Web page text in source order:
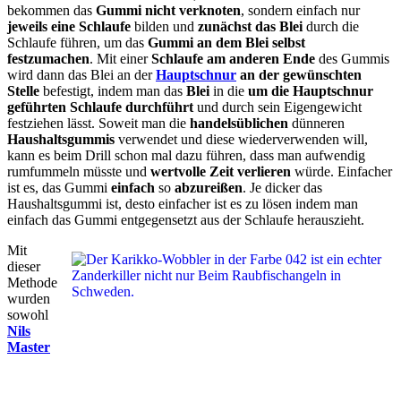
bekommen das Gummi nicht verknoten, sondern einfach nur
jeweils eine Schlaufe bilden und zunächst das Blei durch die
Schlaufe führen, um das Gummi an dem Blei selbst
festzumachen. Mit einerSchlaufe am anderen Ende des Gummis
wird dann das Blei an derHauptschnur an der gewünschten
Stelle befestigt, indem man das Blei in die um die Hauptschnur
geführten Schlaufe durchführt und durch sein Eigengewicht
festziehen lässt. Soweit man die handelsüblichen dünneren
Haushaltsgummis verwendet und diese wiederverwenden will,
kann es beim Drill schon mal dazu führen, dass man aufwendig
rumfummeln müsste und wertvolle Zeit verlieren würde. Einfacher
ist es, das Gummi einfach so abzureißen. Je dicker das
Haushaltsgummi ist, desto einfacher ist es zu lösen indem man
einfach das Gummi entgegensetzt aus der Schlaufe herauszieht.
Mit
dieser
Methode
wurden
sowohl
Nils
Master